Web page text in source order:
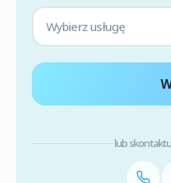
Wybierz usługę
lub